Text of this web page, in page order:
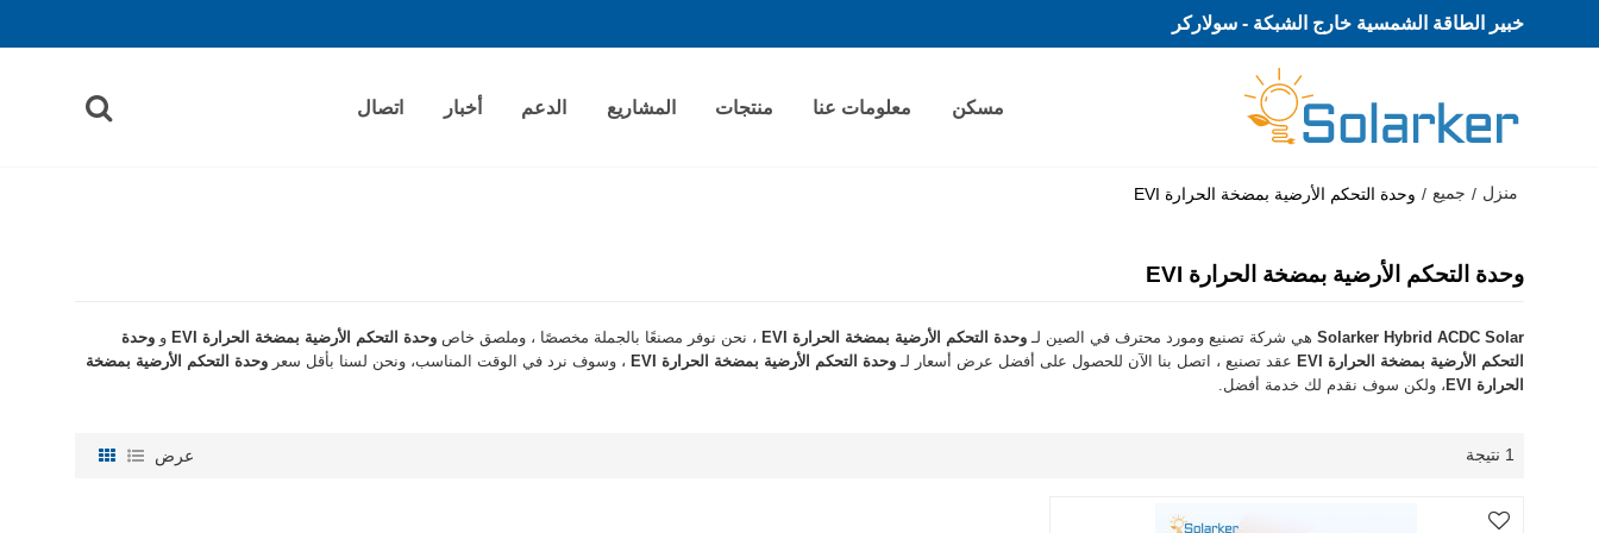
خبير الطاقة الشمسية خارج الشبكة - سولاركر
مسكن معلومات عنا منتجات المشاريع الدعم أخبار اتصال
منزل / جميع / وحدة التحكم الأرضية بمضخة الحرارة EVI
وحدة التحكم الأرضية بمضخة الحرارة EVI
Solarker Hybrid ACDC Solar هي شركة تصنيع ومورد محترف في الصين لـوحدة التحكم الأرضية بمضخة الحرارة EVI ، نحن نوفر مصنعًا بالجملة مخصصًا ، وملصق خاصوحدة التحكم الأرضية بمضخة الحرارة EVI ووحدة
التحكم الأرضية بمضخة الحرارة EVI
عقد تصنيع ، اتصل بنا الآن للحصول على أفضل عرض أسعار لـوحدة التحكم الأرضية بمضخة الحرارة EVI ، وسوف نرد في الوقت المناسب، ونحن لسنا بأقل سعروحدة التحكم الأرضية بمضخة
الحرارة EVI
، ولكن سوف نقدم لك خدمة أفضل.
1 نتيجة عرض